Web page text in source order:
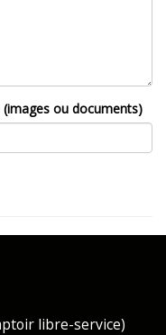
ou documents)
libre-service)